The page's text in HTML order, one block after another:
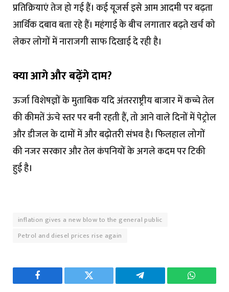
प्रतिक्रियाएं तेज हो गई हैं। कई यूजर्स इसे आम आदमी पर बढ़ता
आर्थिक दबाव बता रहे हैं। महंगाई के बीच लगातार बढ़ते खर्च को
लेकर लोगों में नाराजगी साफ दिखाई दे रही है।
क्या आगे और बढ़ेंगे दाम?
ऊर्जा विशेषज्ञों के मुताबिक यदि अंतरराष्ट्रीय बाजार में कच्चे तेल
की कीमतें ऊंचे स्तर पर बनी रहती हैं, तो आने वाले दिनों में पेट्रोल
और डीजल के दामों में और बढ़ोतरी संभव है। फिलहाल लोगों
की नजर सरकार और तेल कंपनियों के अगले कदम पर टिकी
हुई है।
inflation gives a new blow to the general public
Petrol and diesel prices rise again
Facebook Twitter Telegram